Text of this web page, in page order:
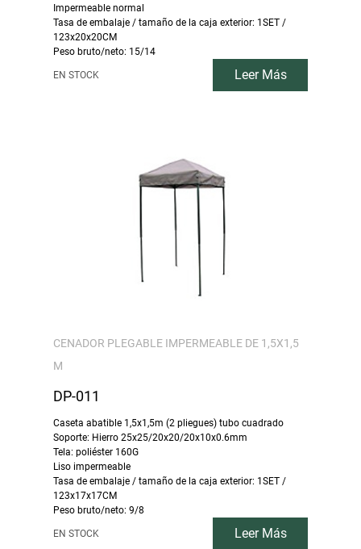
Impermeable normal
Tasa de embalaje / tamaño de la caja exterior: 1SET /
123x20x20CM
Peso bruto/neto: 15/14
EN STOCK Leer Más
CENADOR PLEGABLE IMPERMEABLE DE 1,5X1,5
M
DP-011
Caseta abatible 1,5x1,5m (2 pliegues) tubo cuadrado
Soporte: Hierro 25x25/20x20/20x10x0.6mm
Tela: poliéster 160G
Liso impermeable
Tasa de embalaje / tamaño de la caja exterior: 1SET /
123x17x17CM
Peso bruto/neto: 9/8
EN STOCK Leer Más